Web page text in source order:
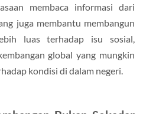
membaca informasi dari
juga membantu membangun
luas terhadap isu sosial,
global yang mungkin
kondisi di dalam negeri.